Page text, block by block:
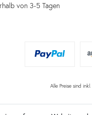
von 3-5 Tagen
Alle Preise sind